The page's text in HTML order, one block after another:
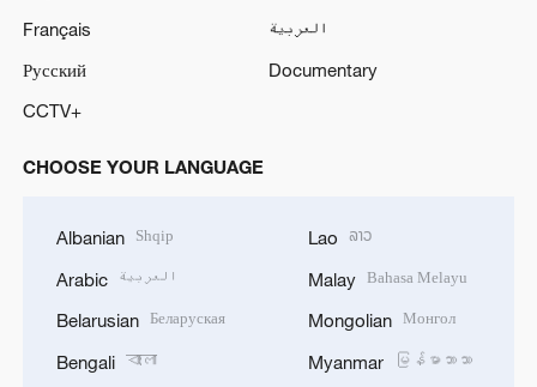
Français
العربية
Русский
Documentary
CCTV+
CHOOSE YOUR LANGUAGE
Albanian Shqip
Arabic العربية
Belarusian Беларуская
Bengali বাংলা
Lao ລາວ
Malay Bahasa Melayu
Mongolian Монгол
Myanmar မြန်မာဘာသာ